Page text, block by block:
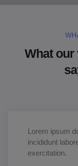
What our
Lorem ipsum
incididunt
exercitation.